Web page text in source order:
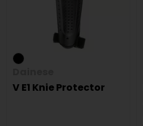
V E1 Knie Protector